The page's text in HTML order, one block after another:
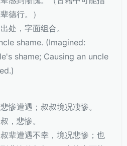
德行。）
处，字面组合。
shame. (Imagined:
shame; Causing an uncle
惨遭遇；叔叔境况凄惨。
，悲惨。
辈遭遇不幸，境况悲惨；也